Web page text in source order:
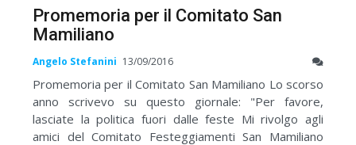
Promemoria per il Comitato San
Mamiliano
Angelo Stefanini 13/09/2016
Promemoria per il Comitato San Mamiliano Lo scorso
anno scrivevo su questo giornale: "Per favore,
lasciate la politica fuori dalle feste Mi rivolgo agli
amici del Comitato Festeggiamenti San Mamiliano